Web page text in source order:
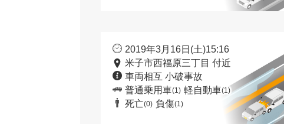
2019年3月16日(土)15:16
米子市西福原三丁目 付近
車両相互 小破事故
普通乗用車(1) 軽自動車(1)
死亡(0) 負傷(1)